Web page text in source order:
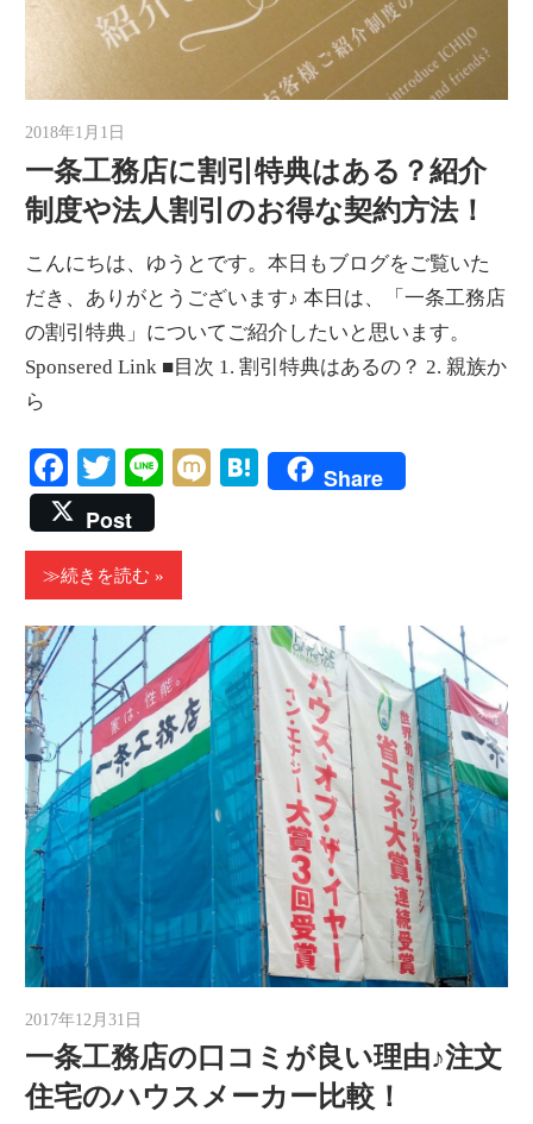
2018年1月1日
一条工務店に割引特典はある？紹介
制度や法人割引のお得な契約方法！
こんにちは、ゆうとです。本日もブログをご覧いた
だき、ありがとうございます♪ 本日は、「一条工務店
の割引特典」についてご紹介したいと思います。
Sponsered Link ■目次 1. 割引特典はあるの？ 2. 親族か
ら
Facebook
TwitterLineMixiHatena
Share
Post
≫続きを読む
2017年12月31日
一条工務店の口コミが良い理由♪注文
住宅のハウスメーカー比較！